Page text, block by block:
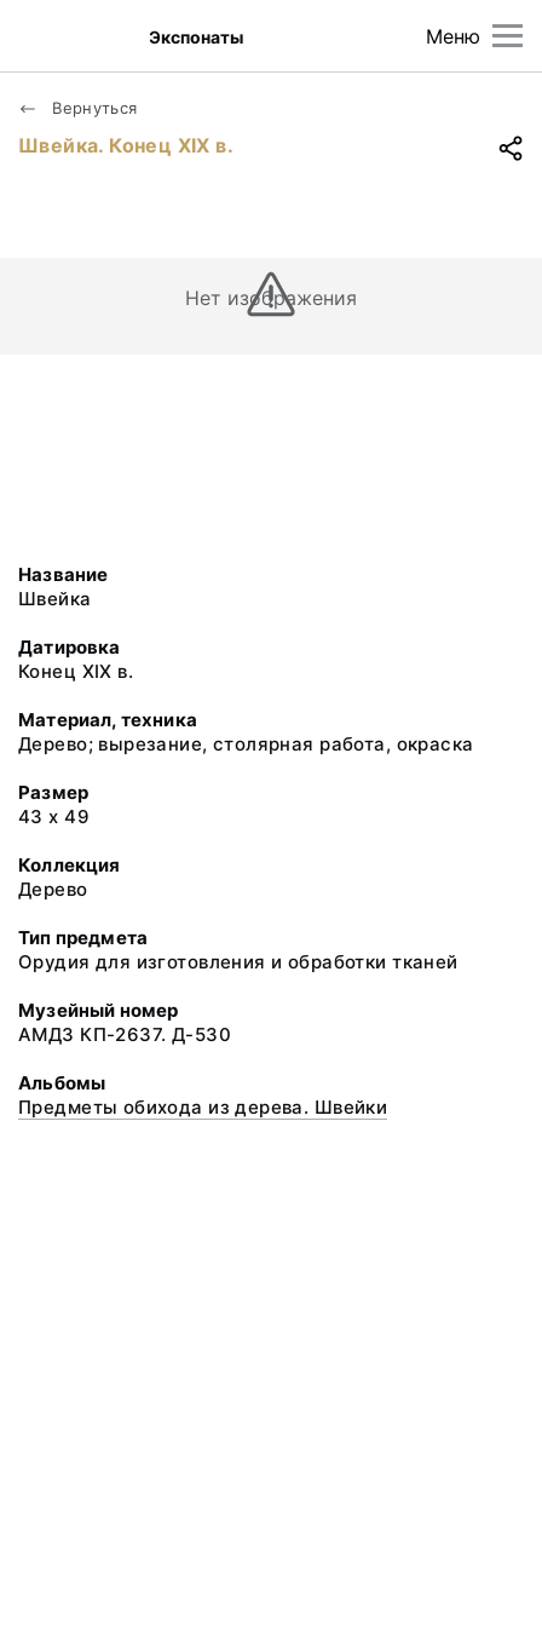
Меню
Экспонаты
Вернуться
Швейка. Конец XIX в.
Нет изображения
Название
Швейка
Датировка
Конец XIX в.
Материал, техника
Дерево; вырезание, столярная работа, окраска
Размер
43 х 49
Коллекция
Дерево
Тип предмета
Орудия для изготовления и обработки тканей
Музейный номер
АМДЗ КП-2637. Д-530
Альбомы
Предметы обихода из дерева. Швейки